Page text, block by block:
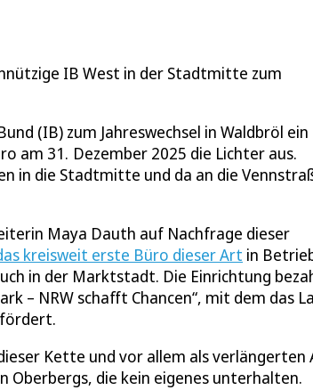
IB West in der Stadtmitte zum
(IB) zum Jahreswechsel in Waldbröl ein
am 31. Dezember 2025 die Lichter aus.
in die Stadtmitte und da an die
Maya Dauth auf Nachfrage dieser
kreisweit erste Büro dieser Art in
in der Marktstadt. Die Einrichtung
– NRW schafft Chancen“, mit dem das
Kette und vor allem als verlängerten
Oberbergs, die kein eigenes unterhalten.